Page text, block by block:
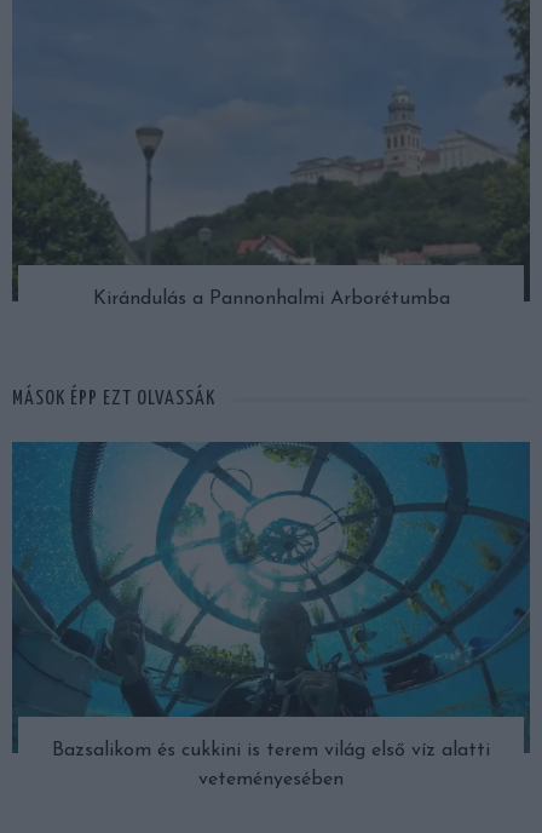
Kirándulás a Pannonhalmi Arborétumba
MÁSOK ÉPP EZT OLVASSÁK
Bazsalikom és cukkini is terem világ első víz alatti
veteményesében